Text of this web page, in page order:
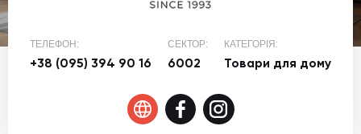
ТЕЛЕФОН:
+38 (095) 394 90 16
СЕКТОР:
6002
КАТЕГОРІЯ:
Товари для дому